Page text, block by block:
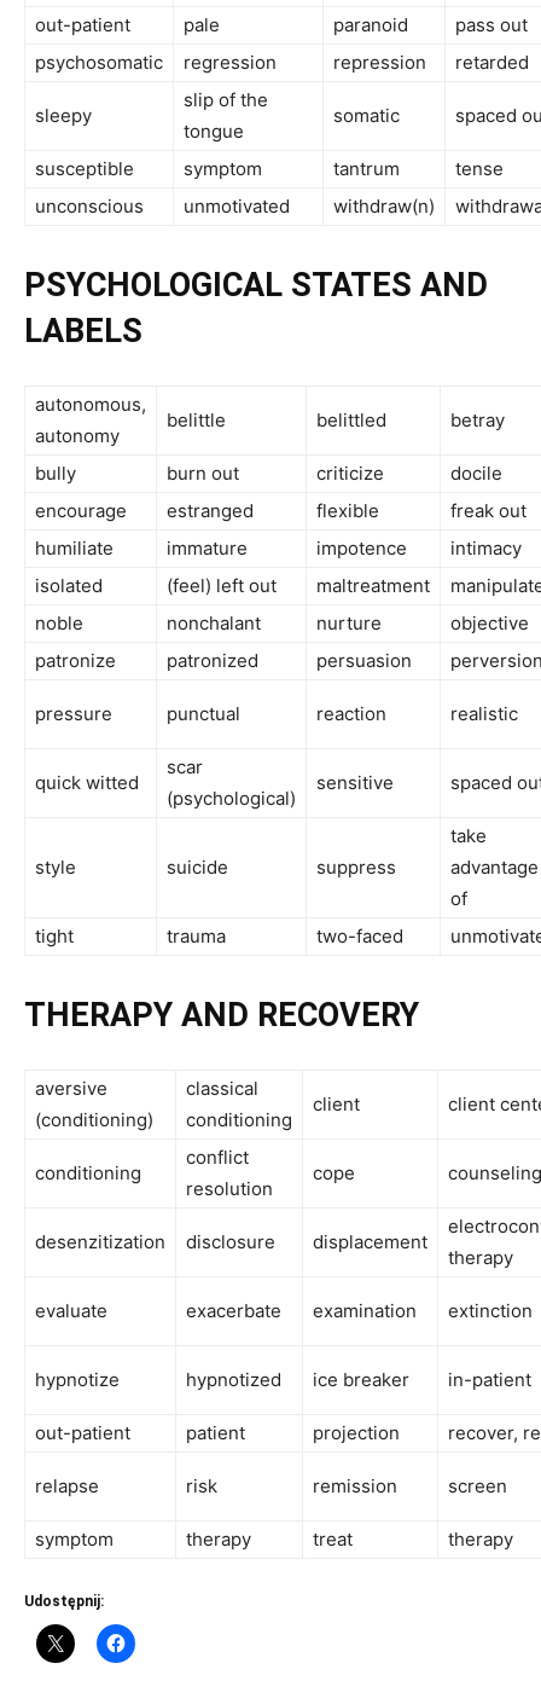
out-patient
pale paranoid
pass out
psychosomatic
regression repression retarded
sleepy
slip of the
tongue
somatic spaced
susceptible symptom tantrum
tense
unconscious
unmotivated withdraw(n)
PSYCHOLOGICAL STATES AND
LABELS
autonomous,
autonomy
belittle belittled betray
bully burn out criticize
docile
encourage
estranged flexible
freak out
humiliate
immature impotence
intimacy
isolated
(feel) left out maltreatment
noble
nonchalant nurture
objective
patronize
patronized persuasion
pressure punctual reaction realistic
quick witted
scar
(psychological)
sensitive spaced
style suicide suppress
take
advantage
of
tight
trauma two-faced
THERAPY AND RECOVERY
aversive
(conditioning)
classical
conditioning
client client
conditioning
conflict
resolution
cope counseling
desenzitization disclosure displacement
therapy
evaluate exacerbate examination extinction
hypnotize hypnotized ice breaker in-patient
out-patient patient projection recover,
relapse risk remission screen
symptom therapy treat therapy
Udostępnij: